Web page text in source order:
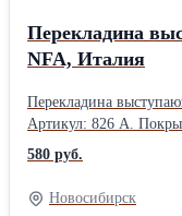
Перекладина
NFA, Италия
Перекладина
Артикул: 826 А.
шт. В наличии в
580 руб.
Новосибирск